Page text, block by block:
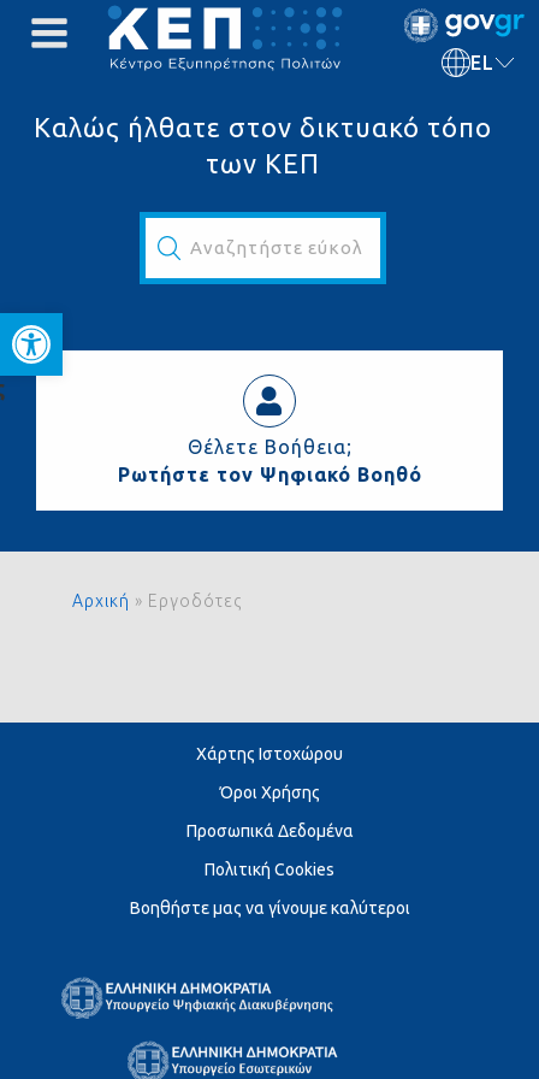
Ανοίξτε τη γραμμή
EL
Καλώς ήλθατε στον δικτυακό τόπο
των ΚΕΠ
Αναζητήστε εύκολα και γρήγορα...
Θέλετε Βοήθεια;
Ρωτήστε τον Ψηφιακό Βοηθό
Αρχική » Εργοδότες
Χάρτης Ιστοχώρου
Όροι Χρήσης
Προσωπικά Δεδομένα
Πολιτική Cookies
Βοηθήστε μας να γίνουμε καλύτεροι